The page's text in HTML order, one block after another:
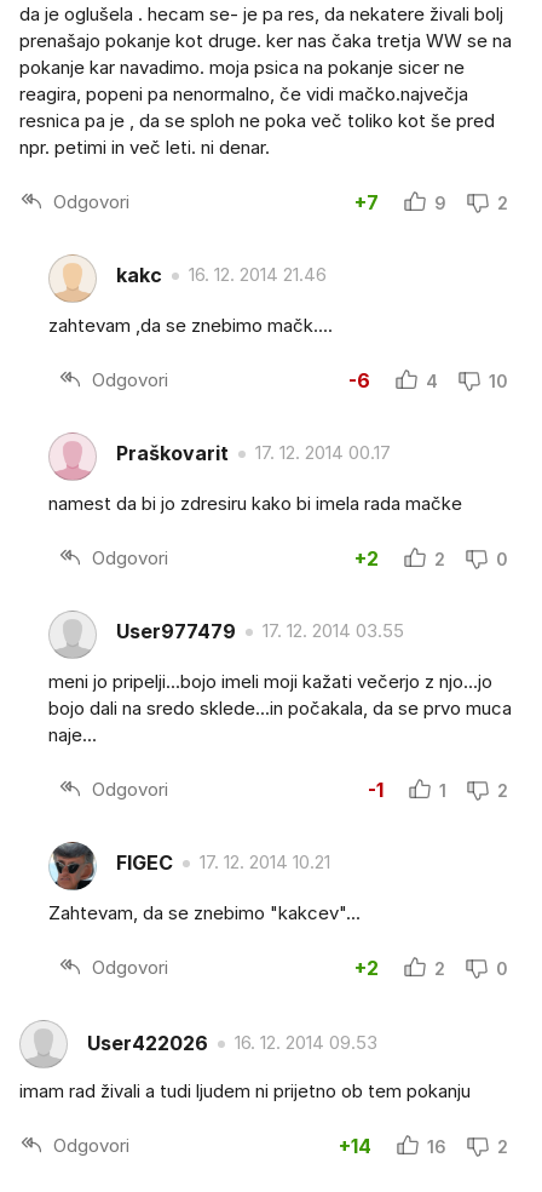
da je oglušela . hecam se- je pa res, da nekatere živali bolj
prenašajo pokanje kot druge. ker nas čaka tretja WW se na
pokanje kar navadimo. moja psica na pokanje sicer ne
reagira, popeni pa nenormalno, če vidi mačko.največja
resnica pa je , da se sploh ne poka več toliko kot še pred
npr. petimi in več leti. ni denar.
Odgovori +7 9 2
kakc 16. 12. 2014 21.46
zahtevam ,da se znebimo mačk....
Odgovori -6 4 10
Praškovarit 17. 12. 2014 00.17
namest da bi jo zdresiru kako bi imela rada mačke
Odgovori +2 2 0
User977479 17. 12. 2014 03.55
meni jo pripelji...bojo imeli moji kažati večerjo z njo...jo
bojo dali na sredo sklede...in počakala, da se prvo muca
naje...
Odgovori -1 1 2
FIGEC 17. 12. 2014 10.21
Zahtevam, da se znebimo "kakcev"...
Odgovori +2 2 0
User422026 16. 12. 2014 09.53
imam rad živali a tudi ljudem ni prijetno ob tem pokanju
Odgovori +14 16 2